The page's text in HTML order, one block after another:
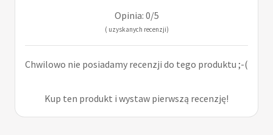
Opinia: 0/5
( uzyskanych recenzji)
Chwilowo nie posiadamy recenzji do tego produktu ;-(
Kup ten produkt i wystaw pierwszą recenzję!